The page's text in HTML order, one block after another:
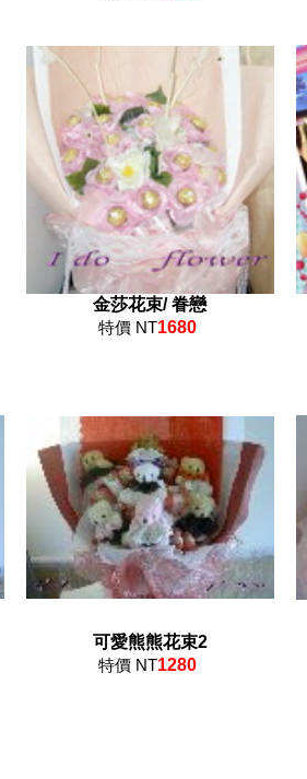
金莎花束/ 眷戀
特價 NT1680
可愛熊熊花束2
特價 NT1280